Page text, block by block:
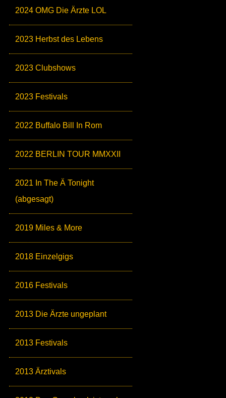
2024 OMG Die Ärzte LOL
2023 Herbst des Lebens
2023 Clubshows
2023 Festivals
2022 Buffalo Bill In Rom
2022 BERLIN TOUR MMXXII
2021 In The Ä Tonight
(abgesagt)
2019 Miles & More
2018 Einzelgigs
2016 Festivals
2013 Die Ärzte ungeplant
2013 Festivals
2013 Ärztivals